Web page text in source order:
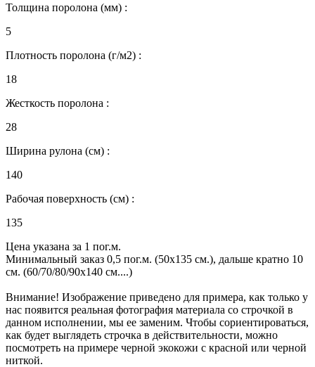
Толщина поролона (мм) :
5
Плотность поролона (г/м2) :
18
Жесткость поролона :
28
Ширина рулона (см) :
140
Рабочая поверхность (см) :
135
Цена указана за 1 пог.м.
Минимальный заказ 0,5 пог.м. (50х135 см.), дальше кратно 10
см. (60/70/80/90х140 см....)
Внимание! Изображение приведено для примера, как только у
нас появится реальная фотография материала со строчкой в
данном исполнении, мы ее заменим. Чтобы сориентироваться,
как будет выглядеть строчка в действительности, можно
посмотреть на примере черной экокожи с красной или черной
ниткой.